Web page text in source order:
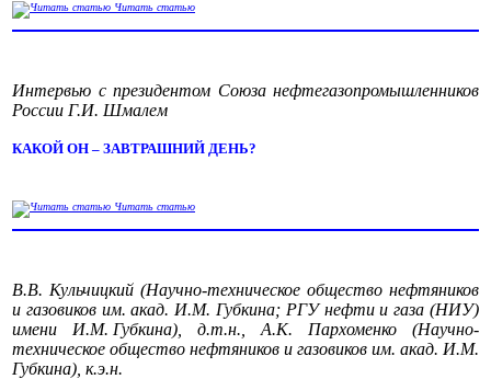
Читать статью
Интервью с президентом Союза нефтегазопромышленников
России Г.И. Шмалем
КАКОЙ ОН – ЗАВТРАШНИЙ ДЕНЬ?
Читать статью
В.В. Кульчицкий (Научно-техническое общество нефтяников
и газовиков им. акад. И.М. Губкина; РГУ нефти и газа (НИУ)
имени И.М. Губкина), д.т.н., А.К. Пархоменко (Научно-
техническое общество нефтяников и газовиков им. акад. И.М.
Губкина), к.э.н.